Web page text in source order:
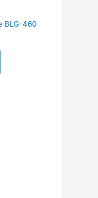
BLG-460